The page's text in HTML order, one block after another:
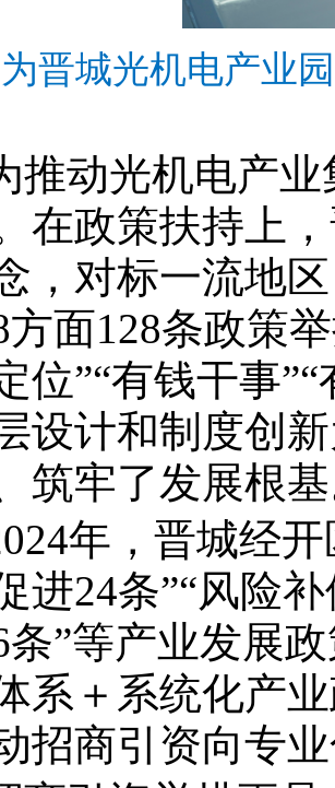
晋城光机电产业
推动光机电产
在政策扶持上
，对标一流地
方面128条政策
位”“有钱干事
设计和制度创
筑牢了发展根
年，晋城经
进24条”“风险
条”等产业发展
系＋系统化产
招商引资向专